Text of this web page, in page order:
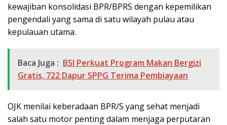
kewajiban konsolidasi BPR/BPRS dengan kepemilikan
pengendali yang sama di satu wilayah pulau atau
kepulauan utama.
Baca Juga : BSI Perkuat Program Makan Bergizi
Gratis, 722 Dapur SPPG Terima Pembiayaan
OJK menilai keberadaan BPR/S yang sehat menjadi
salah satu motor penting dalam menjaga perputaran